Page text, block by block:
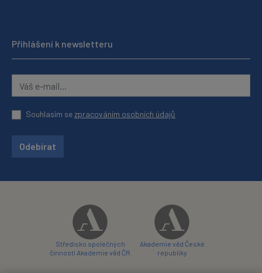
Přihlášení k newsletteru
Souhlasím sezpracováním osobních údajů
Odebírat
Středisko společných
činností Akademie věd ČR
Akademie věd České
republiky